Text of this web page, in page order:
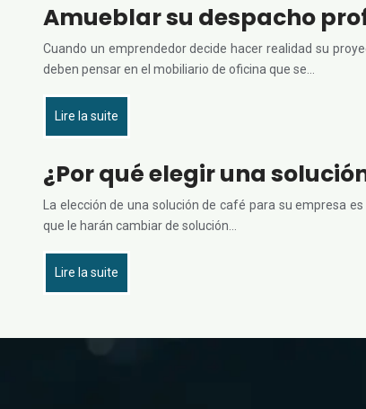
Amueblar su despacho
Cuando un emprendedor decide hacer realidad su
deben pensar en el mobiliario de oficina que se…
Lire la suite
¿Por qué elegir una
La elección de una solución de café para su empresa
que le harán cambiar de solución…
Lire la suite